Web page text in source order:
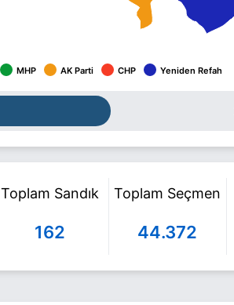
MHP AK Parti CHP Yeniden Refah
Toplam Sandık
162
Toplam Seçmen
44.372